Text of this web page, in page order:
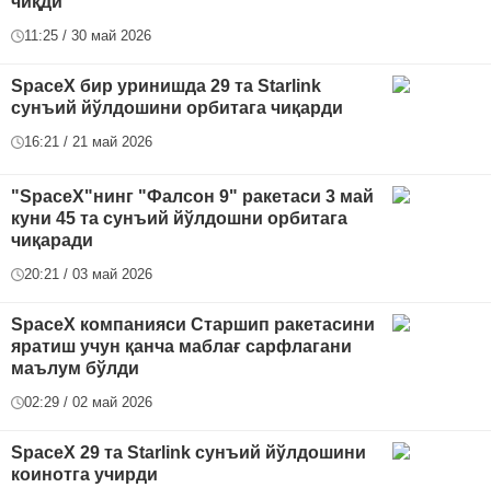
11:25 / 30 май 2026
SpaceX бир уринишда 29 та Starlink
сунъий йўлдошини орбитага чиқарди
16:21 / 21 май 2026
"SpaceX"нинг "Фалcон 9" ракетаси 3 май
куни 45 та сунъий йўлдошни орбитага
чиқаради
20:21 / 03 май 2026
SpaceX компанияси Старшип ракетасини
яратиш учун қанча маблағ сарфлагани
маълум бўлди
02:29 / 02 май 2026
SpaceX 29 та Starlink сунъий йўлдошини
коинотга учирди